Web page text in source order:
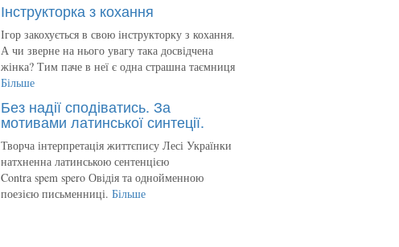
Інструкторка з кохання
Ігор закохується в свою інструкторку з кохання.
А чи зверне на нього увагу така досвідчена
жінка? Тим паче в неї є одна страшна таємниця
Більше
Без надії сподіватись. За
мотивами латинської синтеції.
Творча інтерпретація життєпису Лесі Українки
натхненна латинською сентенцією
Contra spem spero Овідія та однойменною
поезією письменниці. Більше